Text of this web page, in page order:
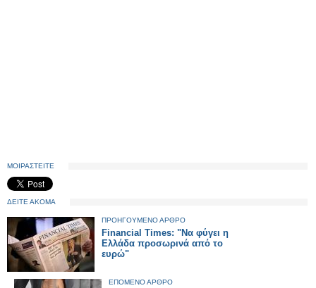
ΜΟΙΡΑΣΤΕΙΤΕ
ΔΕΙΤΕ ΑΚΟΜΑ
ΠΡΟΗΓΟΥΜΕΝΟ ΑΡΘΡΟ
Financial Times: "Να φύγει η
Ελλάδα προσωρινά από το
ευρώ"
ΕΠΟΜΕΝΟ ΑΡΘΡΟ